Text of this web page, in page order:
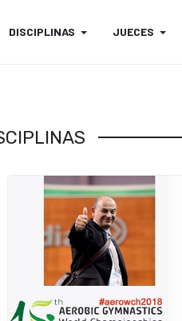
DISCIPLINAS JUECES